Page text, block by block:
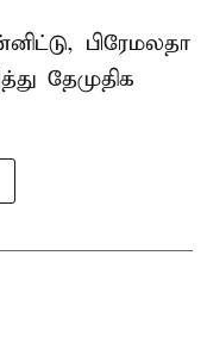
பிரேமலதா
தேமுதிக